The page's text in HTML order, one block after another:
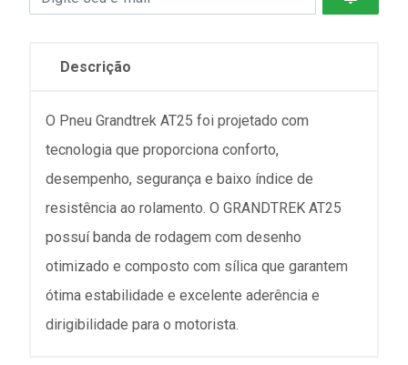
Descrição
O Pneu Grandtrek AT25 foi projetado com
tecnologia que proporciona conforto,
desempenho, segurança e baixo índice de
resistência ao rolamento. O GRANDTREK AT25
possuí banda de rodagem com desenho
otimizado e composto com sílica que garantem
ótima estabilidade e excelente aderência e
dirigibilidade para o motorista.